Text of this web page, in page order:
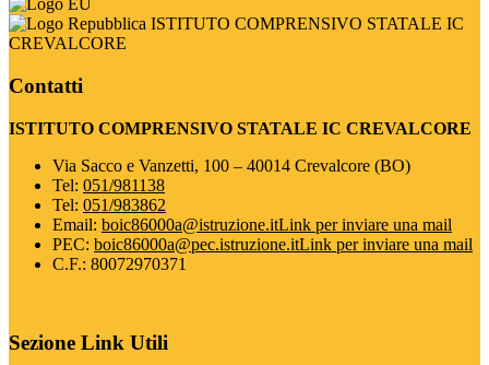
ISTITUTO COMPRENSIVO STATALE IC
CREVALCORE
Contatti
ISTITUTO COMPRENSIVO STATALE IC CREVALCORE
Via Sacco e Vanzetti, 100 – 40014 Crevalcore (BO)
Tel: 051/981138
Tel: 051/983862
Email: boic86000a@istruzione.itLink per inviare una mail
PEC: boic86000a@pec.istruzione.itLink per inviare una mail
C.F.: 80072970371
Sezione Link Utili